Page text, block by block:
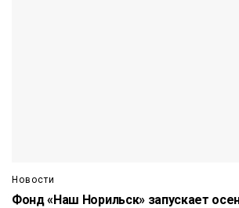
Новости
Фонд «Наш Норильск» запускает